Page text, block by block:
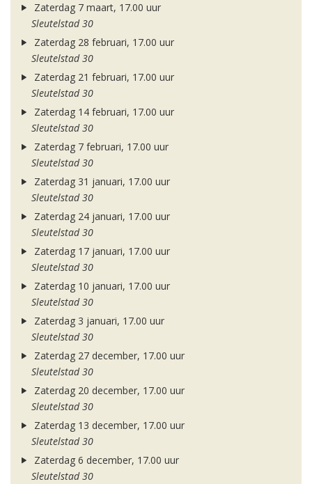
Zaterdag 7 maart, 17.00 uur
Sleutelstad 30
Zaterdag 28 februari, 17.00 uur
Sleutelstad 30
Zaterdag 21 februari, 17.00 uur
Sleutelstad 30
Zaterdag 14 februari, 17.00 uur
Sleutelstad 30
Zaterdag 7 februari, 17.00 uur
Sleutelstad 30
Zaterdag 31 januari, 17.00 uur
Sleutelstad 30
Zaterdag 24 januari, 17.00 uur
Sleutelstad 30
Zaterdag 17 januari, 17.00 uur
Sleutelstad 30
Zaterdag 10 januari, 17.00 uur
Sleutelstad 30
Zaterdag 3 januari, 17.00 uur
Sleutelstad 30
Zaterdag 27 december, 17.00 uur
Sleutelstad 30
Zaterdag 20 december, 17.00 uur
Sleutelstad 30
Zaterdag 13 december, 17.00 uur
Sleutelstad 30
Zaterdag 6 december, 17.00 uur
Sleutelstad 30